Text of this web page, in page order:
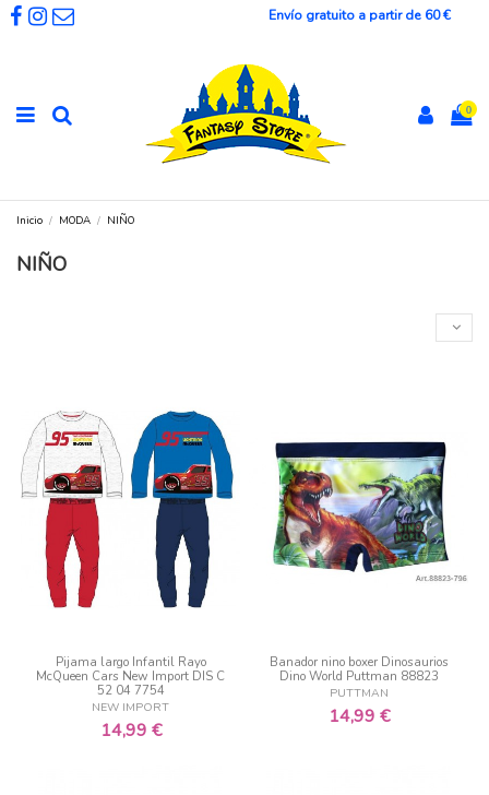
Envío gratuito a partir de 60 €
0
Inicio MODA NIÑO
NIÑO
Pijama largo Infantil Rayo
McQueen Cars New Import DIS C
52 04 7754
NEW IMPORT
14,99 €
Banador nino boxer Dinosaurios
Dino World Puttman 88823
PUTTMAN
14,99 €